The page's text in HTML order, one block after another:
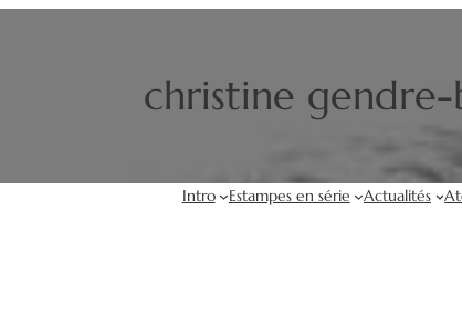
christine
Intro Estampes en série Actualités